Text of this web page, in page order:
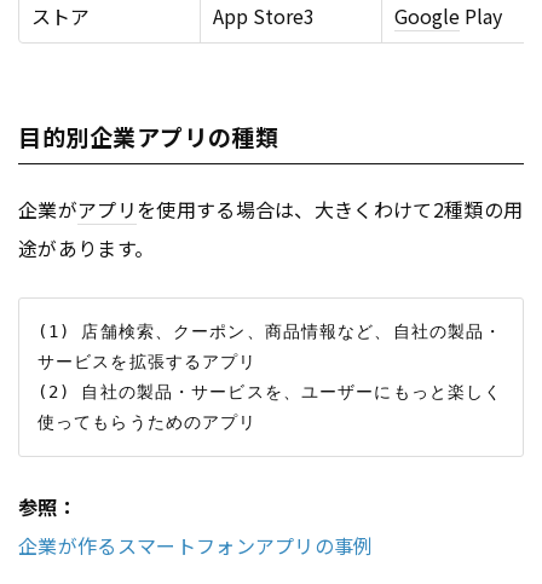
ストア
App Store3 Google Play
目的別企業アプリの種類
企業がアプリを使用する場合は、大きくわけて2種類の用
途があります。
(1) 店舗検索、クーポン、商品情報など、自社の製品・
サービスを拡張するアプリ
(2) 自社の製品・サービスを、ユーザーにもっと楽しく
参照：
企業が作るスマートフォンアプリの事例